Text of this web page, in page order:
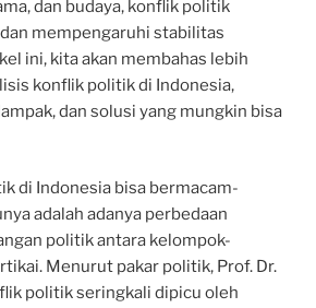
dan budaya, konflik politik
mempengaruhi stabilitas
ini, kita akan membahas lebih
konflik politik di Indonesia,
dan solusi yang mungkin bisa
di Indonesia bisa bermacam-
adalah adanya perbedaan
politik antara kelompok-
Menurut pakar politik, Prof. Dr.
politik seringkali dipicu oleh